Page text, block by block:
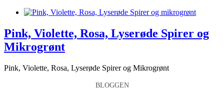
Pink, Violette, Rosa, Lyserøde Spirer og
Mikrogrønt
Pink, Violette, Rosa, Lyserøde Spirer og Mikrogrønt
BLOGGEN